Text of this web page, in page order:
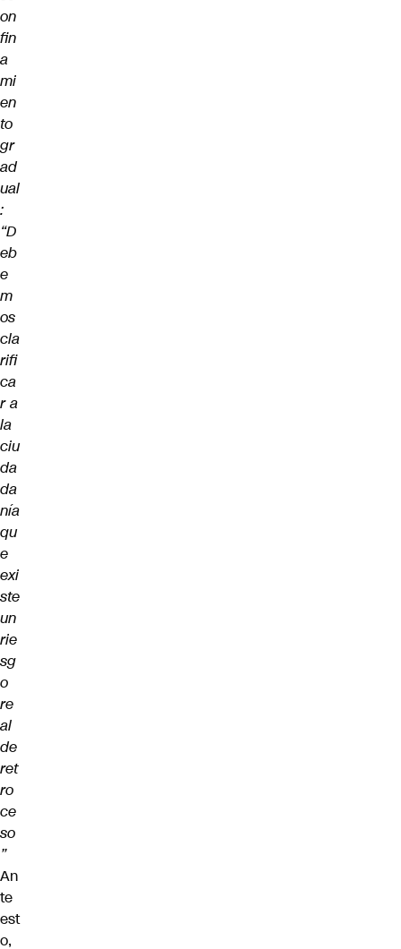
on
fin
a
mi
en
to
gr
ad
ual
:
“D
eb
e
m
os
cla
rifi
ca
r a
la
ciu
da
da
nía
qu
e
exi
ste
un
rie
sg
o
re
al
de
ret
ro
ce
so
”
An
te
est
o,